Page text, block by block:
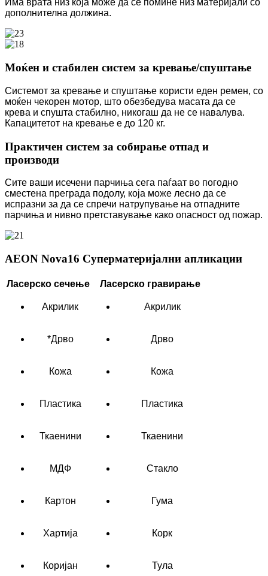
Има врата низ која може да се помине низ материјали со
дополнителна должина.
Моќен и стабилен систем за кревање/спуштање
Системот за кревање и спуштање користи еден ремен, со
моќен чекорен мотор, што обезбедува масата да се
крева и спушта стабилно, никогаш да не се навалува.
Капацитетот на кревање е до 120 кг.
Практичен систем за собирање отпад и
производи
Сите ваши исечени парчиња сега паѓаат во погодно
сместена преграда подолу, која може лесно да се
испразни за да се спречи натрупување на отпадните
парчиња и нивно претставување како опасност од пожар.
AEON Nova16 Суперматеријални апликации
Ласерско сечење Ласерско гравирање
Акрилик Акрилик
*Дрво Дрво
Кожа Кожа
Пластика Пластика
Ткаенини Ткаенини
МДФ Стакло
Картон Гума
Хартија Корк
Коријан Тула